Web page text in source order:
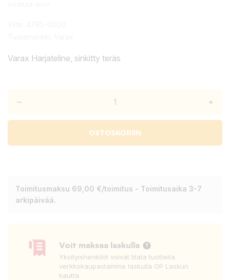
Varax Harjateline, sinkitty teräs
– +
OSTOSKORIIN
Toimitusmaksu 69,00 €/toimitus - Toimitusaika 3-7
arkipäivää.
Voit maksaa laskulla
Yksityishenkilöt voivat tilata tuotteita
verkkokaupastamme laskulla OP Laskun
kautta.